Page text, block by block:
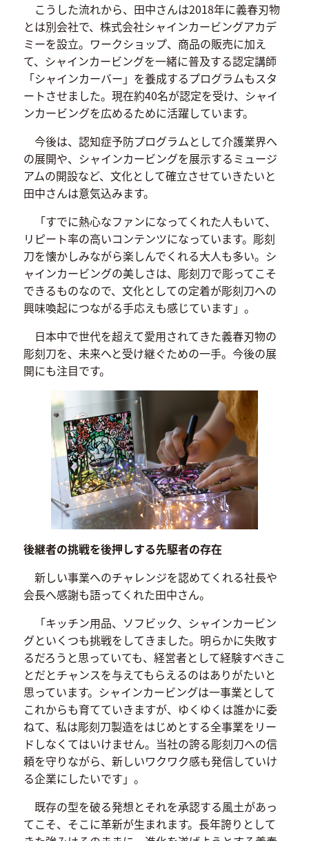
こうした流れから、田中さんは2018年に義春刃物
とは別会社で、株式会社シャインカービングアカデ
ミーを設立。ワークショップ、商品の販売に加え
て、シャインカービングを一緒に普及する認定講師
「シャインカーバー」を養成するプログラムもスタ
ートさせました。現在約40名が認定を受け、シャイ
ンカービングを広めるために活躍しています。
今後は、認知症予防プログラムとして介護業界へ
の展開や、シャインカービングを展示するミュージ
アムの開設など、文化として確立させていきたいと
田中さんは意気込みます。
「すでに熱心なファンになってくれた人もいて、
リピート率の高いコンテンツになっています。彫刻
刀を懐かしみながら楽しんでくれる大人も多い。シ
ャインカービングの美しさは、彫刻刀で彫ってこそ
できるものなので、文化としての定着が彫刻刀への
興味喚起につながる手応えも感じています」。
日本中で世代を超えて愛用されてきた義春刃物の
彫刻刀を、未来へと受け継ぐための一手。今後の展
開にも注目です。
後継者の挑戦を後押しする先駆者の存在
新しい事業へのチャレンジを認めてくれる社長や
会長へ感謝も語ってくれた田中さん。
「キッチン用品、ソフビック、シャインカービン
グといくつも挑戦をしてきました。明らかに失敗す
るだろうと思っていても、経営者として経験すべきこ
とだとチャンスを与えてもらえるのはありがたいと
思っています。シャインカービングは一事業として
これからも育てていきますが、ゆくゆくは誰かに委
ねて、私は彫刻刀製造をはじめとする全事業をリー
ドしなくてはいけません。当社の誇る彫刻刀への信
頼を守りながら、新しいワクワク感も発信していけ
る企業にしたいです」。
既存の型を破る発想とそれを承認する風土があっ
てこそ、そこに革新が生まれます。長年誇りとして